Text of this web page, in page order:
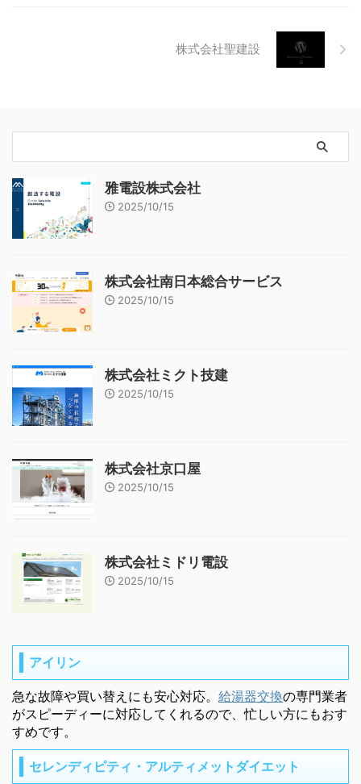
株式会社聖建設
雅電設株式会社
2025/10/15
株式会社南日本総合サービス
2025/10/15
株式会社ミクト技建
2025/10/15
株式会社京口屋
2025/10/15
株式会社ミドリ電設
2025/10/15
アイリン
急な故障や買い替えにも安心対応。 給湯器交換の専門業者
がスピーディーに対応してくれるので、忙しい方にもおす
すめです。
セレンディピティ・アルティメットダイエット